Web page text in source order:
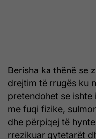
Berisha ka thënë se
drejtim të rrugës ku
pretendohet se
me fuqi fizike,
dhe përpiqej të
rrezikuar qytetarët